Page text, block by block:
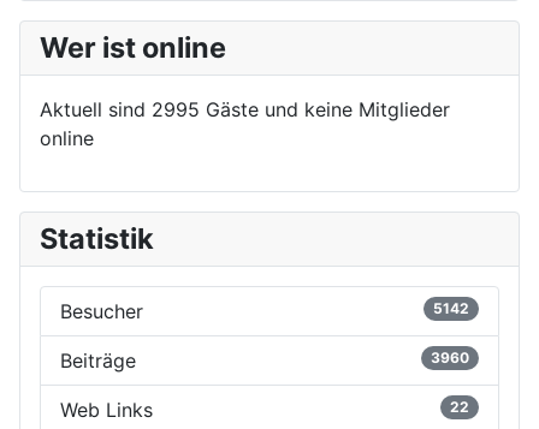
Wer ist online
Aktuell sind 2995 Gäste und keine Mitglieder
online
Statistik
Besucher 5142
Beiträge 3960
Web Links 22